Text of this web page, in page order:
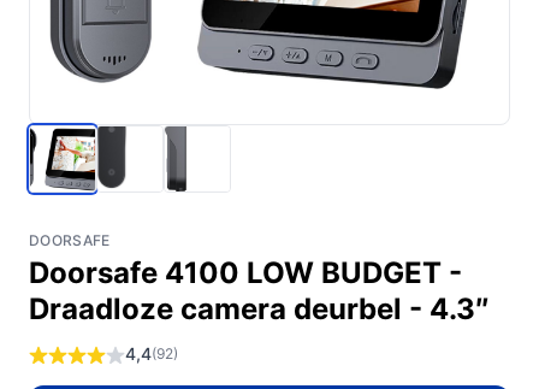
DOORSAFE
Doorsafe 4100 LOW BUDGET -
Draadloze camera deurbel - 4.3″
4,4(92)